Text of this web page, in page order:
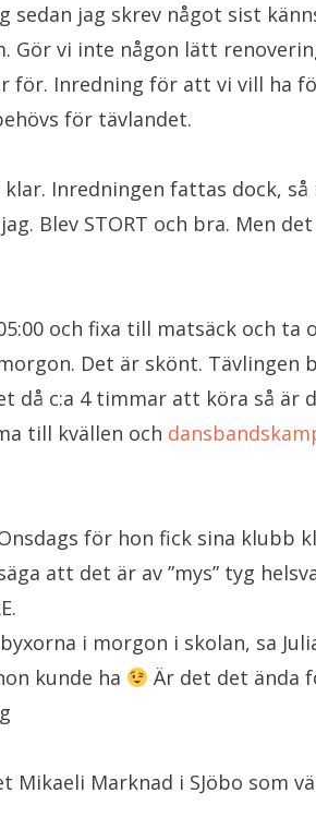
sedan jag skrev något sist
Gör vi inte någon lätt
för. Inredning för att vi vill ha
för tävlandet.
klar. Inredningen fattas dock,
Blev STORT och bra. Men
och fixa till matsäck och
Det är skönt. Tävlingen
då c:a 4 timmar att köra så är
till kvällen och
för hon fick sina klubb
att det är av ”mys” tyg
i morgon i skolan, sa
kunde ha
Är det det ända
Mikaeli Marknad i SJöbo som